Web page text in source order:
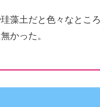
藻土だと色々なとこ
かった。